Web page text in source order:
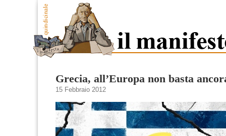
Grecia, all’Europa non basta
15 Febbraio 2012